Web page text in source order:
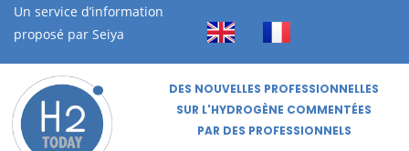
Un service d’information
proposé par Seiya
DES NOUVELLES PROFESSIONNELLES
SUR L'HYDROGÈNE COMMENTÉES
PAR DES PROFESSIONNELS